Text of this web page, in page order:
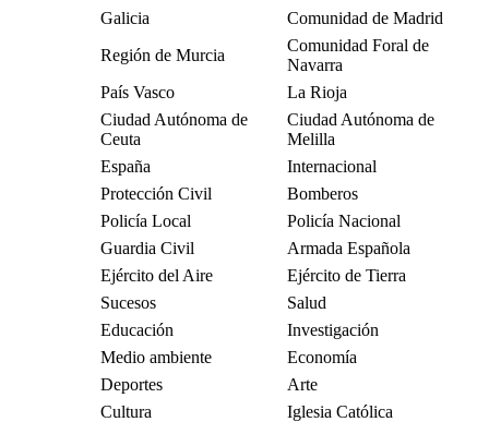
Galicia
Comunidad de Madrid
Región de Murcia
Comunidad Foral de
Navarra
País Vasco
La Rioja
Ciudad Autónoma de
Ceuta
Ciudad Autónoma de
Melilla
España
Internacional
Protección Civil
Bomberos
Policía Local
Policía Nacional
Guardia Civil
Armada Española
Ejército del Aire
Ejército de Tierra
Sucesos
Salud
Educación
Investigación
Medio ambiente
Economía
Deportes
Arte
Cultura
Iglesia Católica